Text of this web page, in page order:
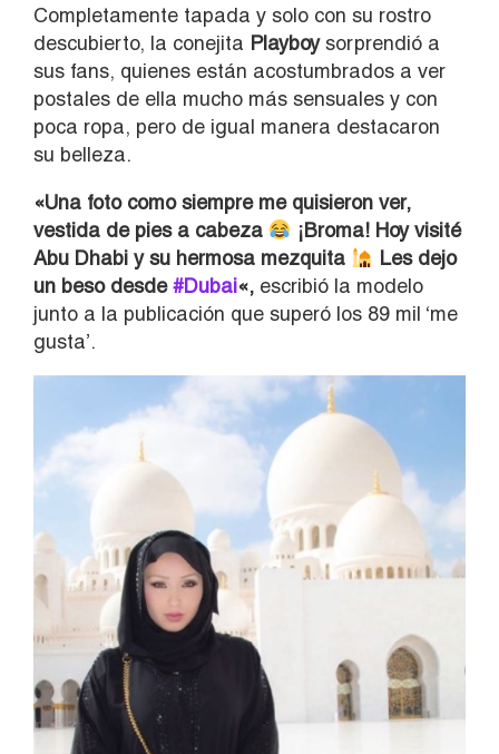
Completamente tapada y solo con su rostro
descubierto, la conejita Playboysorprendió a
sus fans, quienes están acostumbrados a ver
postales de ella mucho más sensuales y con
poca ropa, pero de igual manera destacaron
su belleza.
«Una foto como siempre me quisieron ver,
vestida de pies a cabeza
¡Broma! Hoy visité
Abu Dhabi y su hermosa mezquita
Les dejo
un beso desde#Dubai«, escribió la modelo
junto a la publicación que superó los 89 mil ‘me
gusta’.